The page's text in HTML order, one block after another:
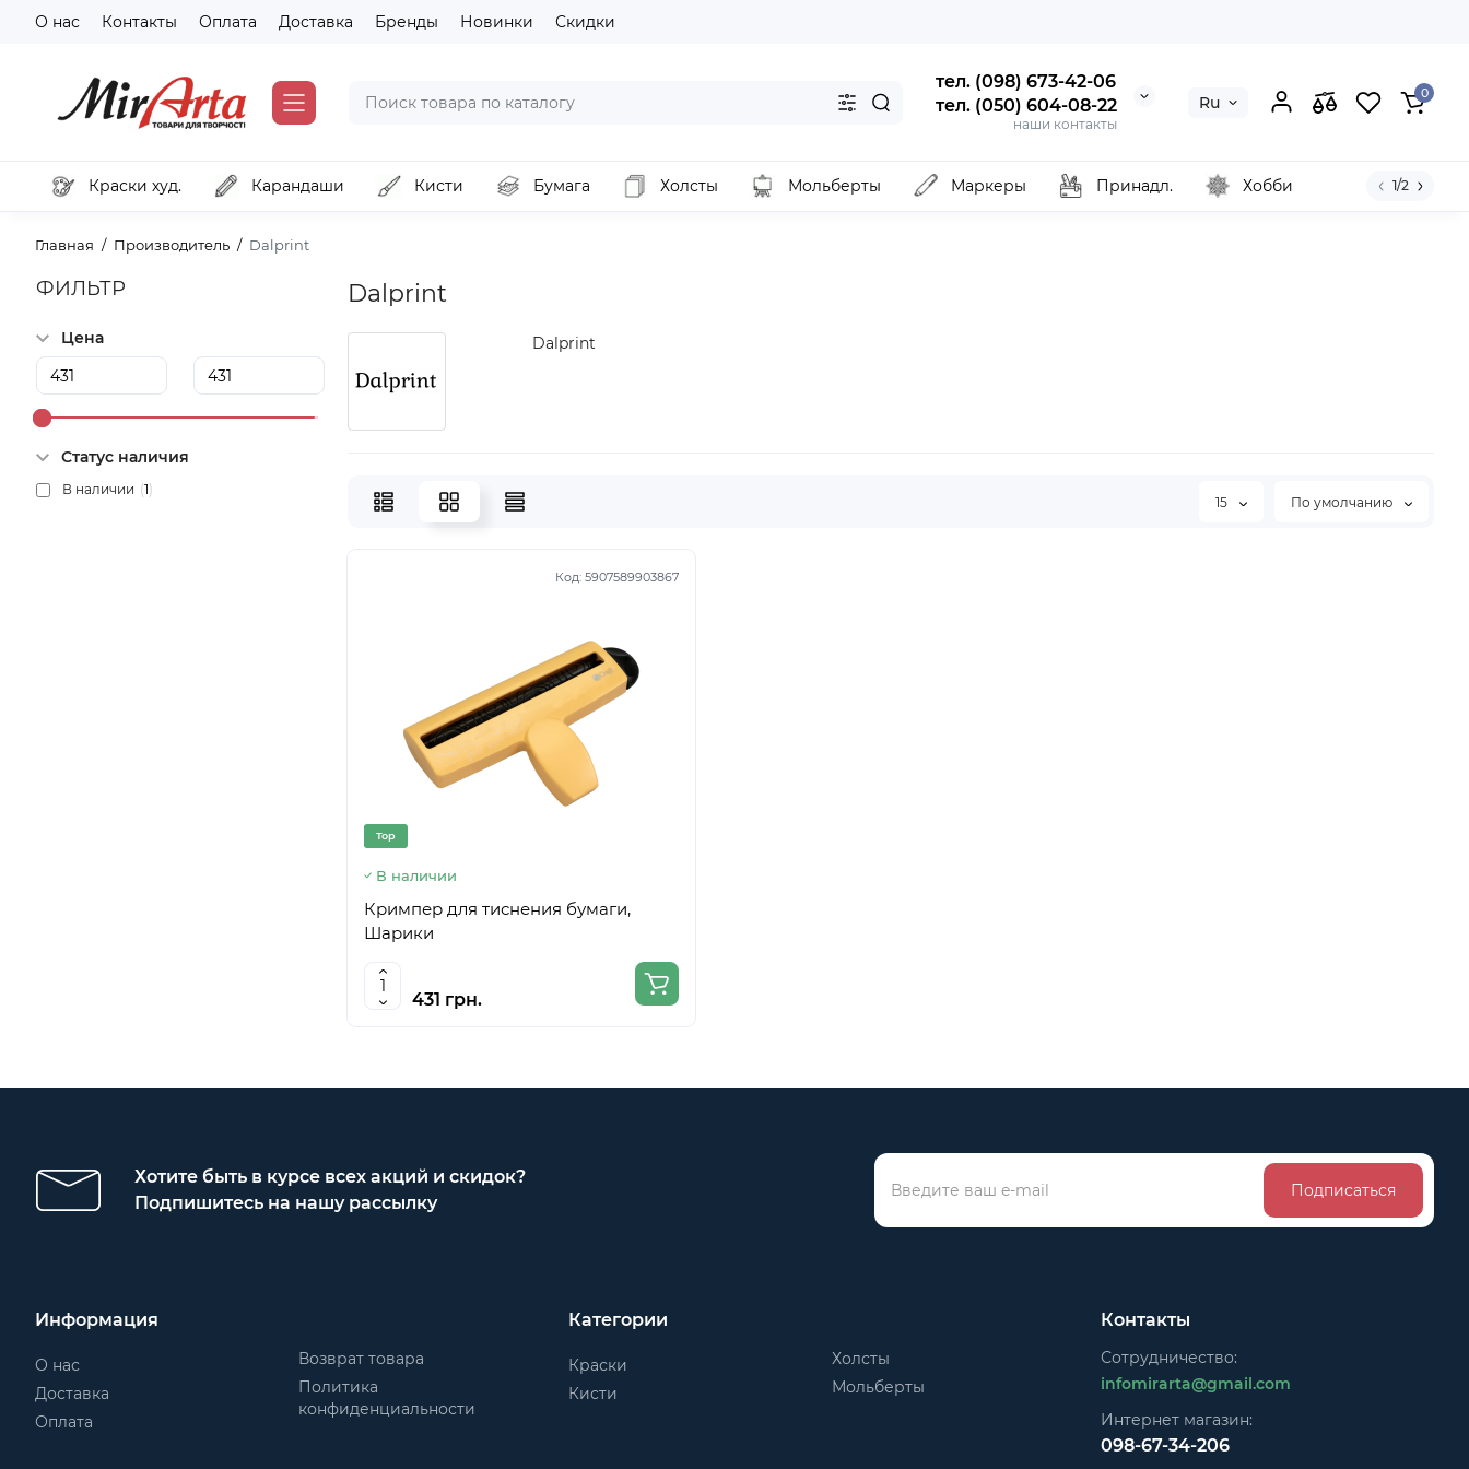
О нас Контакты Оплата Доставка Бренды Новинки Скидки
тел. (098) 673-42-06
тел. (050) 604-08-22
наши контакты
Ru 0
Краски худ. Карандаши Кисти Бумага Холсты Мольберты Маркеры Принадл. Хобби 1/2
Главная Производитель Dalprint
ФИЛЬТР
Цена
Статус наличия
В наличии (1)
Dalprint
Dalprint
15 По умолчанию
Код: 5907589903867
Top
В наличии
Кримпер для тиснения бумаги,
Шарики
431 грн.
Хотите быть в курсе всех акций и скидок?
Подпишитесь на нашу рассылку
Подписаться
Информация
О нас
Доставка
Оплата
Возврат товара
Политика
конфиденциальности
Категории
Краски
Кисти
Холсты
Мольберты
Контакты
Сотрудничество:
infomirarta@gmail.com
Интернет магазин:
098-67-34-206